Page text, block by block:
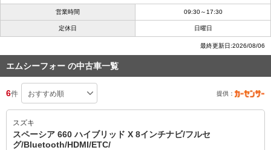
営業時間 09:30～17:30
定休日 日曜日
最終更新日:2026/08/06
エムシーフォー の中古車一覧
6件 提供：
スズキ
スペーシア 660 ハイブリッド X 8インチナビ/フルセ
グ/Bluetooth/HDMI/ETC/